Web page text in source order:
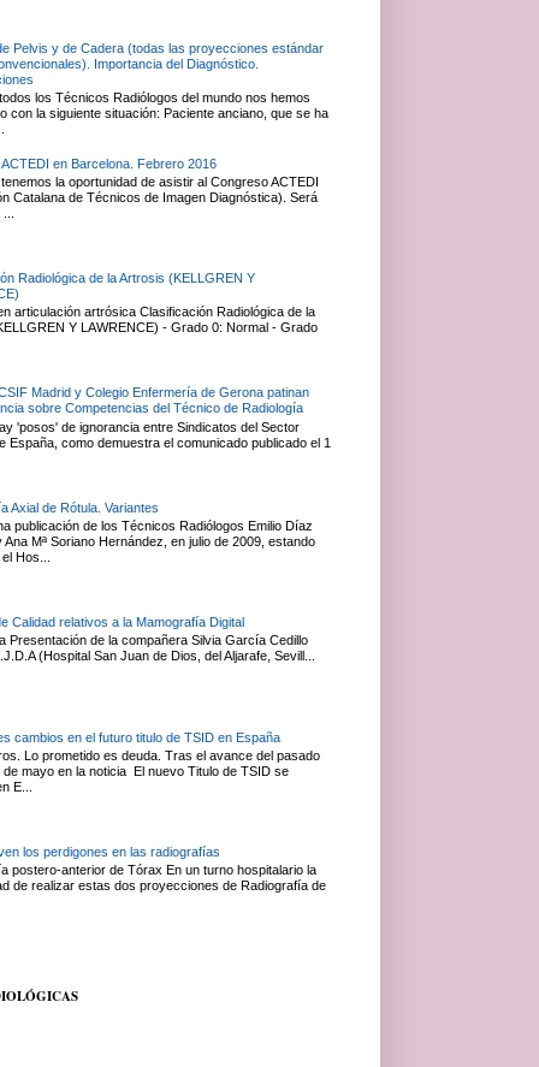
Pelvis y de Cadera (todas las proyecciones estándar
Importancia del Diagnóstico.
los Técnicos Radiólogos del mundo nos hemos
con la siguiente situación: Paciente anciano, que se ha
en Barcelona. Febrero 2016
la oportunidad de asistir al Congreso ACTEDI
Catalana de Técnicos de Imagen Diagnóstica). Será
Radiológica de la Artrosis (KELLGREN Y
articulación artrósica Clasificación Radiológica de la
Y LAWRENCE) - Grado 0: Normal - Grado
Madrid y Colegio Enfermería de Gerona patinan
sobre Competencias del Técnico de Radiología
'posos' de ignorancia entre Sindicatos del Sector
España, como demuestra el comunicado publicado el 1
Axial de Rótula. Variantes
publicación de los Técnicos Radiólogos Emilio Díaz
Ana Mª Soriano Hernández, en julio de 2009, estando
Hos...
Calidad relativos a la Mamografía Digital
Presentación de la compañera Silvia García Cedillo
(Hospital San Juan de Dios, del Aljarafe, Sevill...
cambios en el futuro titulo de TSID en España
Lo prometido es deuda. Tras el avance del pasado
de mayo en la noticia El nuevo Titulo de TSID se
E...
los perdigones en las radiografías
postero-anterior de Tórax En un turno hospitalario la
de realizar estas dos proyecciones de Radiografía de